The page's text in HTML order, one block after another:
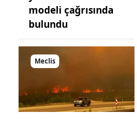
modeli çağrısında
bulundu
Meclis